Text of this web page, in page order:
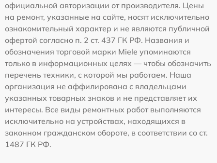
официальной авторизации от производителя. Цены
на ремонт, указанные на сайте, носят исключительно
ознакомительный характер и не являются публичной
офертой согласно п. 2 ст. 437 ГК РФ. Названия и
обозначения торговой марки Miele упоминаются
только в информационных целях — чтобы обозначить
перечень техники, с которой мы работаем. Наша
организация не аффилирована с владельцами
указанных товарных знаков и не представляет их
интересы. Все виды ремонтных работ выполняются
исключительно на устройствах, находящихся в
законном гражданском обороте, в соответствии со ст.
1487 ГК РФ.